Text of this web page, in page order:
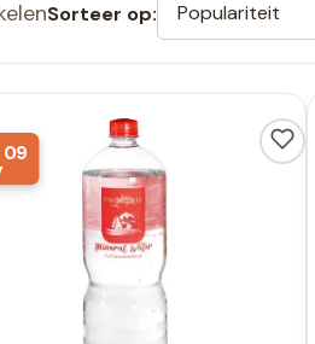
Sorteer op: Populariteit
09